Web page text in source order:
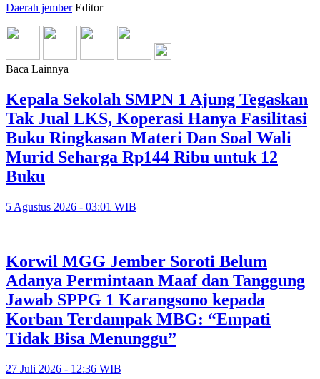
Daerah jember Editor
Baca Lainnya
Kepala Sekolah SMPN 1 Ajung Tegaskan
Tak Jual LKS, Koperasi Hanya Fasilitasi
Buku Ringkasan Materi Dan Soal Wali
Murid Seharga Rp144 Ribu untuk 12
Buku
5 Agustus 2026 - 03:01 WIB
Korwil MGG Jember Soroti Belum
Adanya Permintaan Maaf dan Tanggung
Jawab SPPG 1 Karangsono kepada
Korban Terdampak MBG: “Empati
Tidak Bisa Menunggu”
27 Juli 2026 - 12:36 WIB